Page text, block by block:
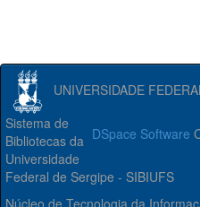
UNIVERSIDADE
DSpace Software
Sistema de
Bibliotecas da
Universidade
Federal de Sergipe - SIBIUFS
Núcleo de Tecnologia da